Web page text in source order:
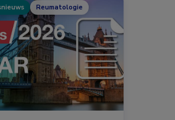
Reumatologie